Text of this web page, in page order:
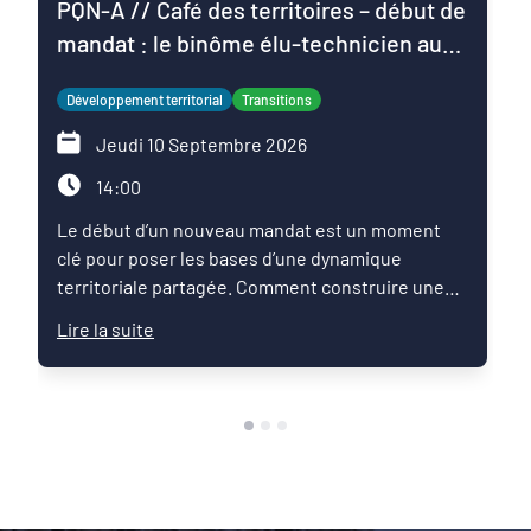
PQN-A // Café des territoires – début de
mandat : le binôme élu-technicien au
Développement territorial Transitions
Jeudi 10 Septembre 2026
14:00
Le début d’un nouveau mandat est un moment
clé pour poser les bases d’une dynamique
territoriale partagée. Comment construire une
Comment articuler les ambitions politiques,
l’expertise des services et les enjeux du territoire
?Ce Café des territoires propose un temps
Lire la suite